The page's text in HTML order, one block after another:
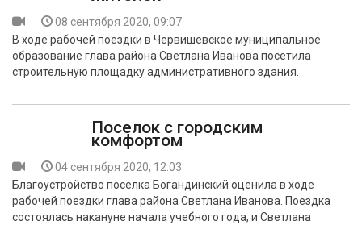
08 сентября 2020, 09:07
В ходе рабочей поездки в Червишевское муниципальное
образование глава района Светлана Иванова посетила
строительную площадку административного здания.
Поселок с городским
комфортом
04 сентября 2020, 12:03
Благоустройство поселка Богандинский оценила в ходе
рабочей поездки глава района Светлана Иванова. Поездка
состоялась накануне начала учебного года, и Светлана